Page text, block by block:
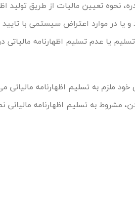
در موارد اعتراض سیستمی با تایید
یا عدم تسلیم اظهارنامه مالیاتی
ملزم به تسلیم اظهارنامه
مشروط به تسلیم اظهارنامه مالیاتی